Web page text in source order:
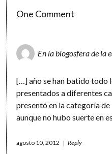
One Comment
En la blogosfera de la
[…] año se han batido todo
presentados a diferentes
presentó en la categoría de
aunque no hubo suerte en
agosto 10, 2012 Reply